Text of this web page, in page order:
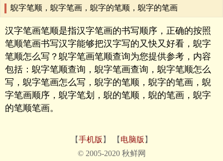
鶃字笔顺，鶃字笔画，鶃字的笔顺，鶃字的笔画
汉字笔画笔顺是指汉字笔画的书写顺序，正确的按照
笔顺笔画书写汉字能够把汉字写的又快又好看，鶃字
笔顺怎么写？鶃字笔画笔顺查询为您提供参考，内容
包括：鶃字笔顺查询，鶃字笔画查询，鶃字笔顺怎么
写，鶃字笔画怎么写，鶃字的笔顺，鶃字的笔画，鶃
字笔画顺序，鶃字笔划，鶃的笔顺，鶃的笔画，鶃字
的笔顺笔画。
【手机版 】 【 电脑版 】
© 2005-2020 秋鲜网